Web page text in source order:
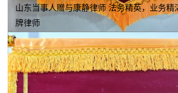
山东当事人赠与康静律师 法务精英，业务精
牌律师